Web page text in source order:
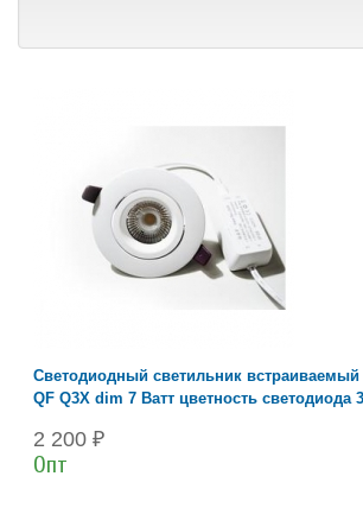
Светодиодный светильник
QF Q3X dim 7 Ватт цветность светодиода
2 200 ₽
Опт